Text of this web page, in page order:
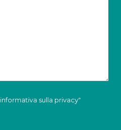
informativa sulla privacy"